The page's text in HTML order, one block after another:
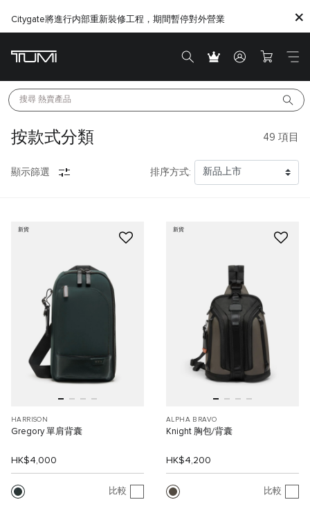
Citygate將進行内部重新裝修工程，期間暫停對外營業
搜尋 熱賣產品
按款式分類 49 項目
顯示篩選 排序方式:
新貨
HARRISON
Gregory 單肩背囊
HK$4,000
比較
新貨
ALPHA BRAVO
Knight 胸包/背囊
HK$4,200
比較